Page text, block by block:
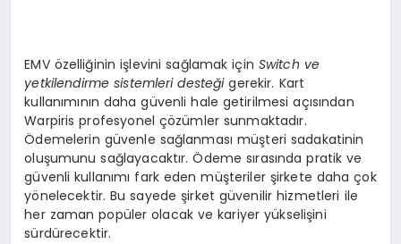
EMV özelliğinin işlevini sağlamak için Switch ve
yetkilendirme sistemleri desteğigerekir. Kart
kullanımının daha güvenli hale getirilmesi açısından
Warpiris profesyonel çözümler sunmaktadır.
Ödemelerin güvenle sağlanması müşteri sadakatinin
oluşumunu sağlayacaktır. Ödeme sırasında pratik ve
güvenli kullanımı fark eden müşteriler şirkete daha çok
yönelecektir. Bu sayede şirket güvenilir hizmetleri ile
her zaman popüler olacak ve kariyer yükselişini
sürdürecektir.